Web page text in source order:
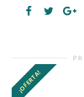
¡OFERTA!